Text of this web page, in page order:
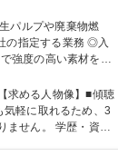
定する業務 ◎入
強度の高い素材を提
官学連携による新素
求める人物像】■傾聴
歴・資格